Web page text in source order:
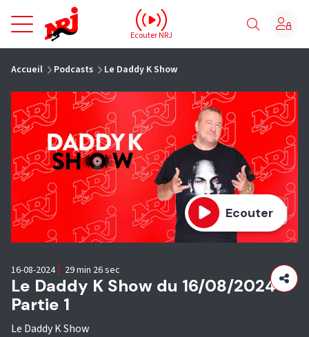
NRJ - Accueil
Ecouter NRJ
Accueil Podcasts Le Daddy K Show
Ecouter
Le Daddy K Show du 16/08/2024 -
Partie 1
Le Daddy K Show
16-08-2024 | 29 min 26 sec